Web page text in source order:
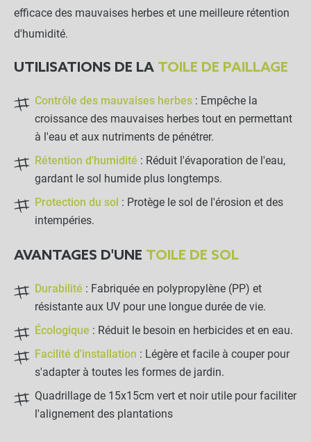
Grammage : 130g close
NOTRE RECOMMANDATION POUR
efficace des mauvaises herbes et une meilleure rétention
d'humidité.
UTILISATIONS DE LA TOILE DE PAILLAGE
Contrôle des mauvaises herbes : Empêche la
croissance des mauvaises herbes tout en permettant
à l'eau et aux nutriments de pénétrer.
Rétention d'humidité : Réduit l'évaporation de l'eau,
gardant le sol humide plus longtemps.
Protection du sol : Protège le sol de l'érosion et des
intempéries.
AVANTAGES D'UNE TOILE DE SOL
Durabilité : Fabriquée en polypropylène (PP) et
résistante aux UV pour une longue durée de vie.
Écologique : Réduit le besoin en herbicides et en eau.
Facilité d'installation : Légère et facile à couper pour
s'adapter à toutes les formes de jardin.
Quadrillage de 15x15cm vert et noir utile pour faciliter
l'alignement des plantations